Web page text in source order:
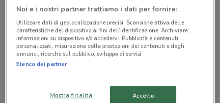
© MapTiler© OpenStreetMap contributors
Via Dante Alighieri 86 Rimini
470 m
Viale Tripoli, 165 C/D Rimini
1.1 km
Noi e i nostri partner trattiamo i dati per fornire:
Utilizzare dati di geolocalizzazione precisi. Scansione attiva delle
caratteristiche del dispositivo ai fini dell’identificazione. Archiviare
informazioni su dispositivo e/o accedervi. Pubblicità e contenuti
personalizzati, misurazione delle prestazioni dei contenuti e degli
annunci, ricerche sul pubblico, sviluppo di servizi.
Elenco dei partner
Mostra finalità Accetto